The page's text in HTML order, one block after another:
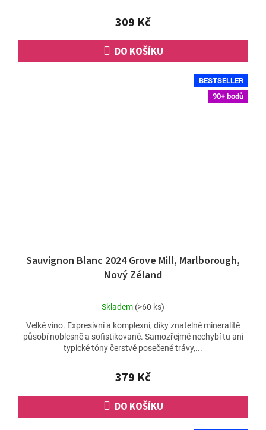
5
hvězdiček.
309 Kč
DO KOŠÍKU
BESTSELLER
90+ bodů
Sauvignon Blanc 2024 Grove Mill, Marlborough,
Nový Zéland
Průměrné
produktu
je
4,8
5
hvězdiček.
Skladem (>60 ks)
379 Kč
DO KOŠÍKU
Velké víno. Expresivní a komplexní, díky znatelné mineralitě
působí noblesně a sofistikovaně. Samozřejmě nechybí tu ani
typické tóny čerstvě posečené trávy,...